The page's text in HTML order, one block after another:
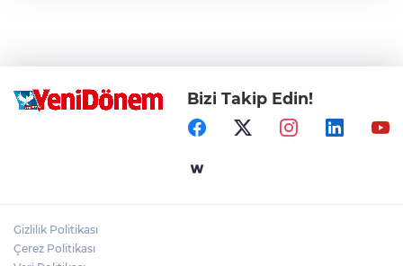
Bizi Takip Edin!
Gizlilik Politikası
Çerez Politikası